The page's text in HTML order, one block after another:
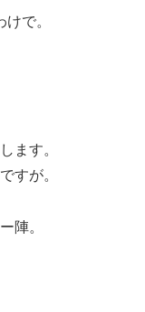
で。
ます。
すが。
陣。